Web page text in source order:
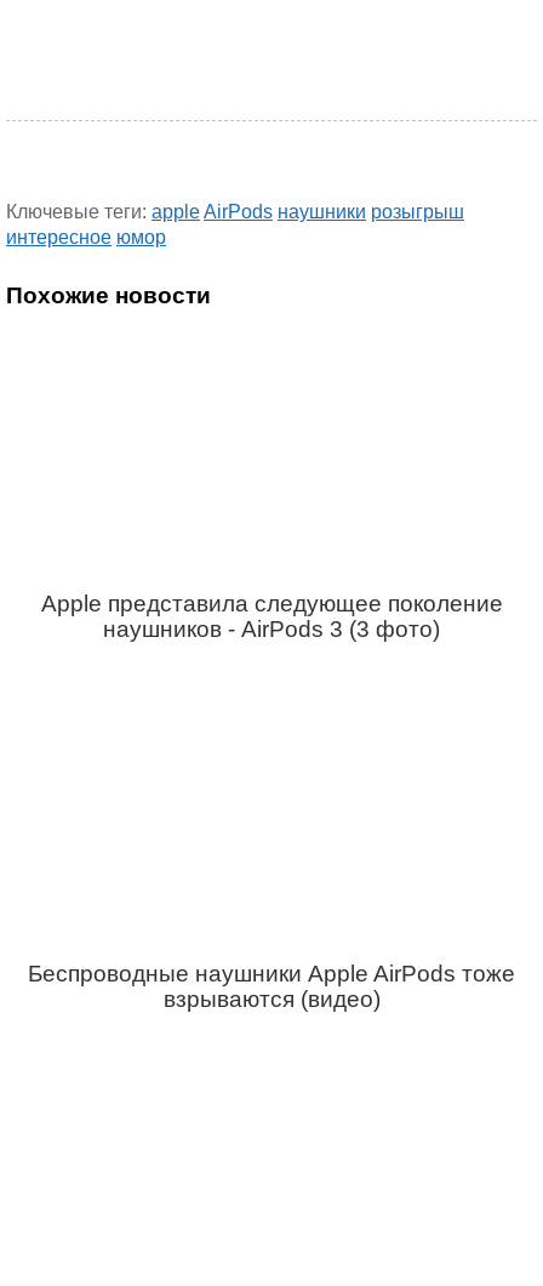
Ключевые теги: appleAirPods наушники розыгрыш
интересное юмор
Похожие новости
Apple представила следующее поколение
наушников - AirPods 3 (3 фото)
Беспроводные наушники Apple AirPods тоже
взрываются (видео)